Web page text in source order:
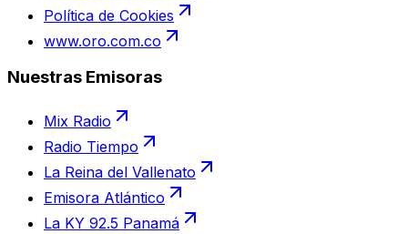
Política de Cookies
www.oro.com.co
Nuestras Emisoras
Mix Radio
Radio Tiempo
La Reina del Vallenato
Emisora Atlántico
La KY 92.5 Panamá